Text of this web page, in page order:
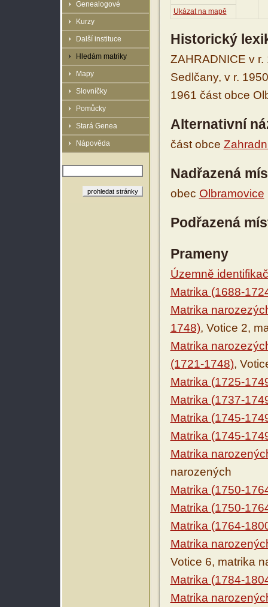
Genealogové
Kurzy
Další instituce
Hledám matriky
Mapy
Slovníčky
Pomůcky
Stará Genea
Nápověda
Ukázat na mapě
Historický
ZAHRADNICE v
Sedlčany, v r.
1961 část obce
Alternativní
část obce
Nadřazená
obec Olbramovice
Podřazená
Prameny
Územně
Matrika (1688-
Matrika
1748), Votice 2,
Matrika
(1721-1748),
Matrika (1725-
Matrika (1737-
Matrika (1745-
Matrika (1745-
Matrika
narozených
Matrika (1750-
Matrika (1750-
Matrika (1764-
Matrika
Votice 6, matrika
Matrika (1784-
Matrika